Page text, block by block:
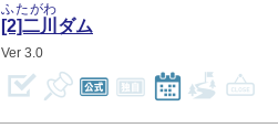
[2]二川
ふたがわ
ダム
3.0